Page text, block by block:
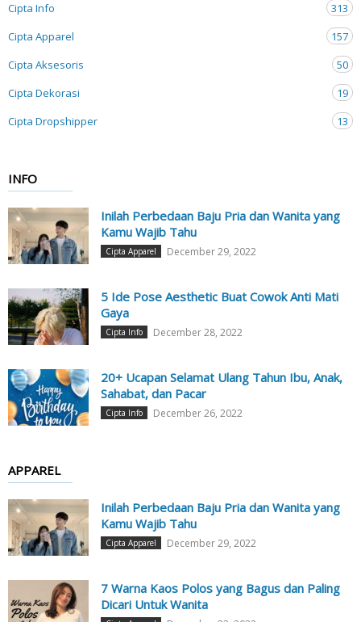
Cipta Info
313
Cipta Apparel
157
Cipta Aksesoris
50
Cipta Dekorasi
19
Cipta Dropshipper
13
INFO
Inilah Perbedaan Baju Pria dan Wanita yang
Kamu Wajib Tahu
Cipta Apparel December 29, 2022
5 Ide Pose Aesthetic Buat Cowok Anti Mati
Gaya
Cipta Info December 28, 2022
20+ Ucapan Selamat Ulang Tahun Ibu, Anak,
Sahabat, dan Pacar
Cipta Info December 26, 2022
APPAREL
Inilah Perbedaan Baju Pria dan Wanita yang
Kamu Wajib Tahu
Cipta Apparel December 29, 2022
7 Warna Kaos Polos yang Bagus dan Paling
Dicari Untuk Wanita